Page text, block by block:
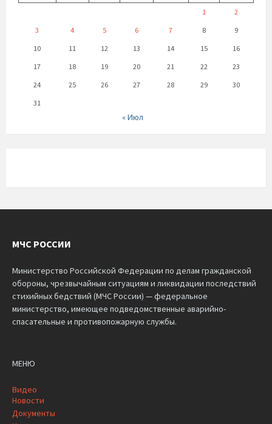
1
2
3
4 5 6 7 8
9
10
11 12 13 14 15
16
17
18 19 20 21 22
23
24
25 26 27 28 29
30
31
« Июл
МЧС РОССИИ
Министерство Российской Федерации по делам гражданской
обороны, чрезвычайным ситуациям и ликвидации последствий
стихийных бедствий (МЧС России) — федеральное
министерство, имеющее подведомственные аварийно-
спасательные и противопожарную службы.
МЕНЮ
Видео
Новости
Документы